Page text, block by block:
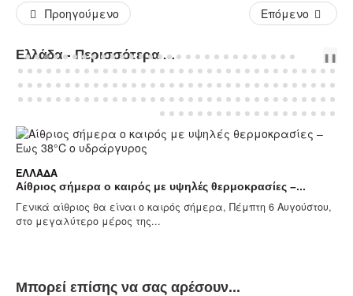
Προηγούμενο Επόμενο
Ελλάδα - Περισσότερα Άρθρα... PREVNEXT
❚❚
ΕΛΛΆΔΑ
Αίθριος σήμερα ο καιρός με υψηλές θερμοκρασίες –...
Γενικά αίθριος θα είναι ο καιρός σήμερα, Πέμπτη 6 Αυγούστου,
στο μεγαλύτερο μέρος της...
Μπορεί επίσης να σας αρέσουν...